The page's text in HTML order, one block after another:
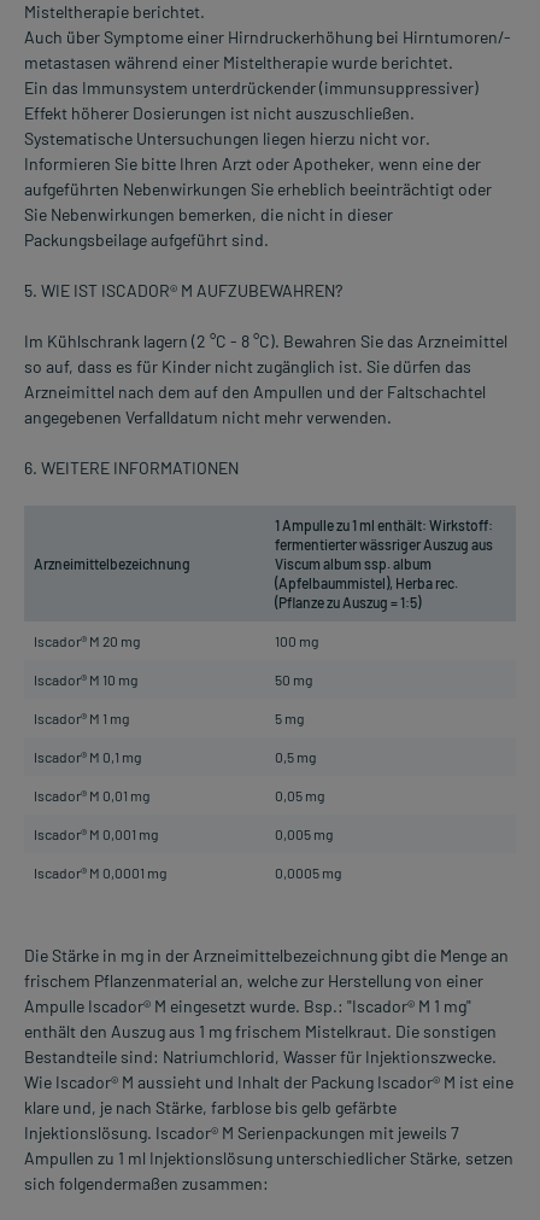
Misteltherapie berichtet.
Auch über Symptome einer Hirndruckerhöhung bei Hirntumoren/-
metastasen während einer Misteltherapie wurde berichtet.
Ein das Immunsystem unterdrückender (immunsuppressiver)
Effekt höherer Dosierungen ist nicht auszuschließen.
Systematische Untersuchungen liegen hierzu nicht vor.
Informieren Sie bitte Ihren Arzt oder Apotheker, wenn eine der
aufgeführten Nebenwirkungen Sie erheblich beeinträchtigt oder
Sie Nebenwirkungen bemerken, die nicht in dieser
Packungsbeilage aufgeführt sind.
5. WIE IST ISCADOR® M AUFZUBEWAHREN?
Im Kühlschrank lagern (2 °C - 8 °C). Bewahren Sie das Arzneimittel
so auf, dass es für Kinder nicht zugänglich ist. Sie dürfen das
Arzneimittel nach dem auf den Ampullen und der Faltschachtel
angegebenen Verfalldatum nicht mehr verwenden.
6. WEITERE INFORMATIONEN
Arzneimittelbezeichnung
1 Ampulle zu 1 ml enthält: Wirkstoff:
fermentierter wässriger Auszug aus
Viscum album ssp. album
(Apfelbaummistel), Herba rec.
(Pflanze zu Auszug = 1:5)
Iscador® M 20 mg 100 mg
Iscador® M 10 mg 50 mg
Iscador® M 1 mg 5 mg
Iscador® M 0,1 mg 0,5 mg
Iscador® M 0,01 mg 0,05 mg
Iscador® M 0,001 mg 0,005 mg
Iscador® M 0,0001 mg 0,0005 mg
Die Stärke in mg in der Arzneimittelbezeichnung gibt die Menge an
frischem Pflanzenmaterial an, welche zur Herstellung von einer
Ampulle Iscador® M eingesetzt wurde. Bsp.: "Iscador® M 1 mg"
enthält den Auszug aus 1 mg frischem Mistelkraut. Die sonstigen
Bestandteile sind: Natriumchlorid, Wasser für Injektionszwecke.
Wie Iscador® M aussieht und Inhalt der Packung Iscador® M ist eine
klare und, je nach Stärke, farblose bis gelb gefärbte
Injektionslösung. Iscador® M Serienpackungen mit jeweils 7
Ampullen zu 1 ml Injektionslösung unterschiedlicher Stärke, setzen
sich folgendermaßen zusammen: